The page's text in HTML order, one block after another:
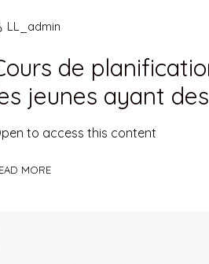
LL_admin
de
jeunes ayant
to access this content
MORE